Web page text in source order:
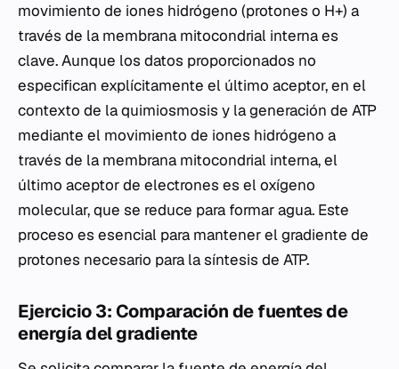
movimiento de iones hidrógeno (protones o H+) a
través de la membrana mitocondrial interna es
clave. Aunque los datos proporcionados no
especifican explícitamente el último aceptor, en el
contexto de la quimiosmosis y la generación de ATP
mediante el movimiento de iones hidrógeno a
través de la membrana mitocondrial interna, el
último aceptor de electrones es el oxígeno
molecular, que se reduce para formar agua. Este
proceso es esencial para mantener el gradiente de
protones necesario para la síntesis de ATP.
Ejercicio 3: Comparación de fuentes de
energía del gradiente